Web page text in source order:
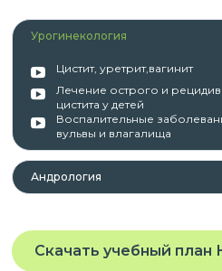
Урогинекология
Цистит, уретрит,вагинит
Лечение острого и
цистита у детей
Воспалительные
вульвы и влагалища
Андрология
Скачать учебный план